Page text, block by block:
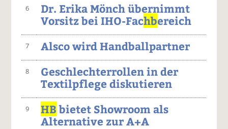
6
Dr. Erika Mönch übernimmt
Vorsitz bei IHO-Fachbereich
7 Alsco wird Handballpartner
8
Geschlechterrollen in der
Textilpflege diskutieren
9 HBbietet Showroom als
Alternative zur A+A